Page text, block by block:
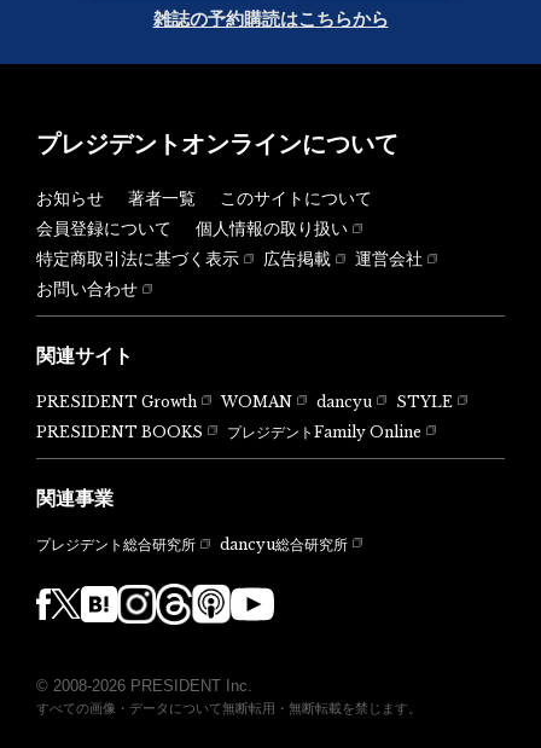
雑誌の予約購読はこちらから
プレジデントオンラインについて
お知らせ 著者一覧
このサイトについて
会員登録について
個人情報の取り扱い
特定商取引法に基づく表示
広告掲載
運営会社
お問い合わせ
関連サイト
PRESIDENT Growth WOMAN dancyu
STYLE
PRESIDENT BOOKS
プレジデントFamily Online
関連事業
プレジデント総合研究所 dancyu総合研究所
© 2008-2026 PRESIDENT Inc.
すべての画像・データについて無断転用・無断転載を禁じます。